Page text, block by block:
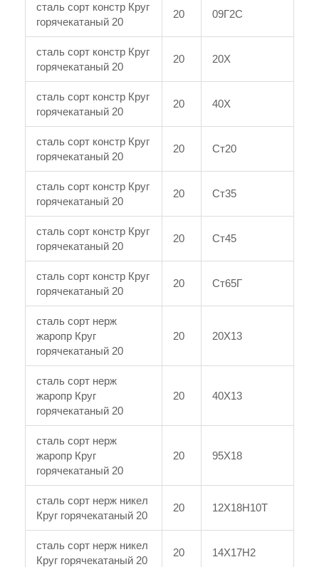
сталь сорт констр Круг
горячекатаный 20
20 09Г2С
сталь сорт констр Круг
горячекатаный 20
20 20Х
сталь сорт констр Круг
горячекатаный 20
20 40Х
сталь сорт констр Круг
горячекатаный 20
20 Ст20
сталь сорт констр Круг
горячекатаный 20
20 Ст35
сталь сорт констр Круг
горячекатаный 20
20 Ст45
сталь сорт констр Круг
горячекатаный 20
20 Ст65Г
сталь сорт нерж
жаропр Круг
горячекатаный 20
20 20Х13
сталь сорт нерж
жаропр Круг
горячекатаный 20
20 40Х13
сталь сорт нерж
жаропр Круг
горячекатаный 20
20 95Х18
сталь сорт нерж никел
Круг горячекатаный 20
20 12Х18Н10Т
сталь сорт нерж никел
Круг горячекатаный 20
20 14Х17Н2